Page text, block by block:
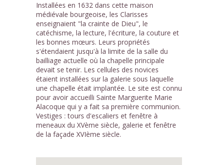
Installées en 1632 dans cette maison
médiévale bourgeoise, les Clarisses
enseignaient "la crainte de Dieu", le
catéchisme, la lecture, l'écriture, la couture et
les bonnes mœurs. Leurs propriétés
s'étendaient jusqu'à la limite de la salle du
bailliage actuelle où la chapelle principale
devait se tenir. Les cellules des novices
étaient installées sur la galerie sous laquelle
une chapelle était implantée. Le site est connu
pour avoir accueilli Sainte Marguerite Marie
Alacoque qui y a fait sa première communion.
Vestiges : tours d'escaliers et fenêtre à
meneaux du XVème siècle, galerie et fenêtre
de la façade XVIème siècle.